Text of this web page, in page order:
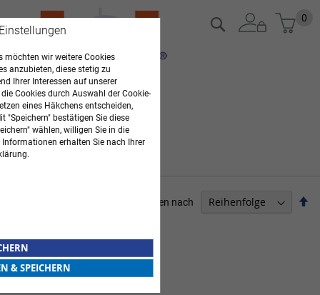
Zum
Inhalt
0
Suche
6Elemente
Sortieren nach
ESS- UND TRINKHILFEN
möchten wir weitere Cookies
anzubieten, diese stetig zu
Ihrer Interessen auf unserer
Cookies durch Auswahl der Cookie-
eines Häkchens entscheiden,
"Speichern" bestätigen Sie diese
wählen, willigen Sie in die
erhalten Sie nach Ihrer
& SPEICHERN